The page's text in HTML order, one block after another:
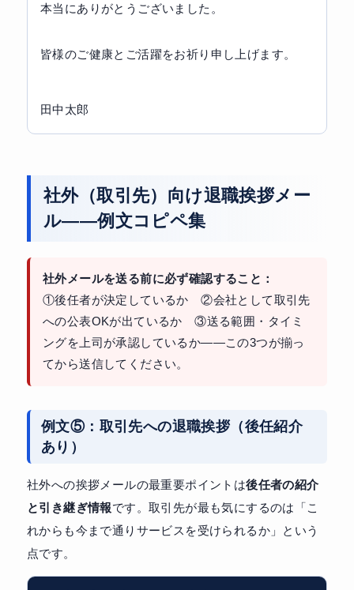
本当にありがとうございました。
皆様のご健康とご活躍をお祈り申し上げます。
田中太郎
社外（取引先）向け退職挨拶メー
ル——例文コピペ集
社外メールを送る前に必ず確認すること：
①後任者が決定しているか ②会社として取引先
への公表OKが出ているか ③送る範囲・タイミ
ングを上司が承認しているか——この3つが揃っ
てから送信してください。
例文⑤：取引先への退職挨拶（後任紹介
あり）
社外への挨拶メールの最重要ポイントは後任者の紹介
と引き継ぎ情報です。取引先が最も気にするのは「こ
れからも今まで通りサービスを受けられるか」という
点です。